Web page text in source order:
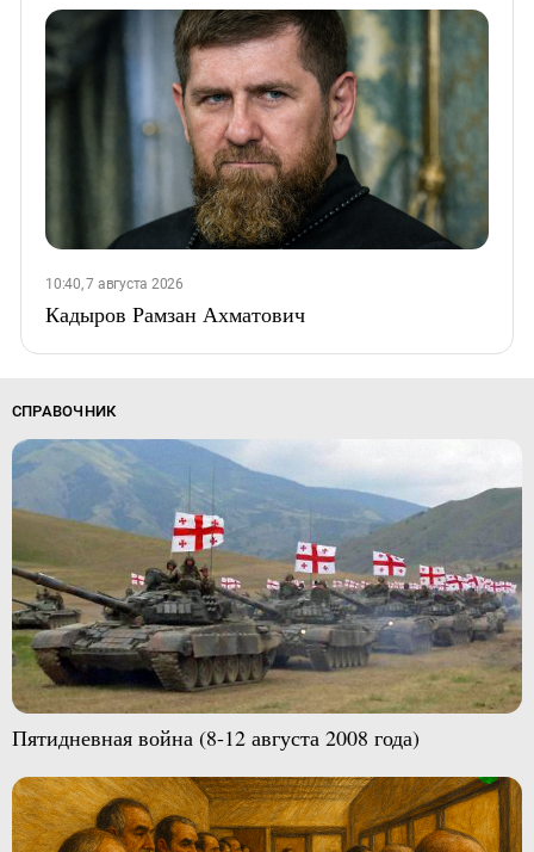
10:40, 7 августа 2026
Кадыров Рамзан Ахматович
СПРАВОЧНИК
Пятидневная война (8-12 августа 2008 года)